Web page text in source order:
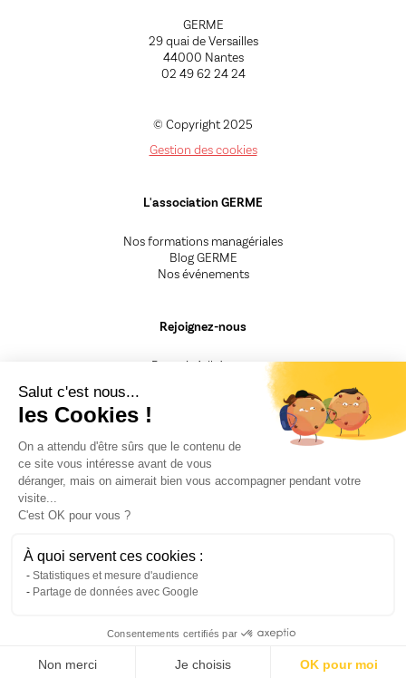
Salut c'est nous...
les Cookies !
On a attendu d'être sûrs que le contenu de
ce site vous intéresse avant de vous
déranger, mais on aimerait bien vous accompagner pendant votre
visite...
C'est OK pour vous ?
À quoi servent ces cookies :
Statistiques et mesure d'audience
Partage de données avec Google
Consentements certifiés par
Non merci Je choisis OK pour moi
Opens in a new window Opens in a new window
GERME
29 quai de Versailles
44000 Nantes
02 49 62 24 24
© Copyright 2025
Gestion des cookies
L'association GERME
Nos formations managériales
Blog GERME
Nos événements
Rejoignez-nous
Devenir Adhérent.e
Besoin d'un renseignement
CGV
Mentions légales
Fiche Presse
Recrutement